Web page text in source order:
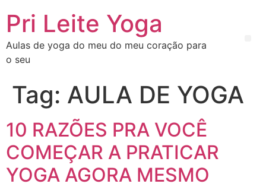
Pri Leite Yoga
Aulas de yoga do meu do meu coração para
o seu
Tag: AULA DE YOGA
10 RAZÕES PRA VOCÊ
COMEÇAR A PRATICAR
YOGA AGORA MESMO